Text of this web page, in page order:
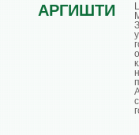
АРГИШТИ